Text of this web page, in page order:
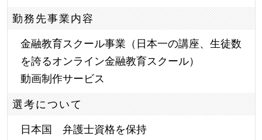
勤務先事業内容
金融教育スクール事業（日本一の講座、生徒数
を誇るオンライン金融教育スクール）
動画制作サービス
選考について
日本国 弁護士資格を保持